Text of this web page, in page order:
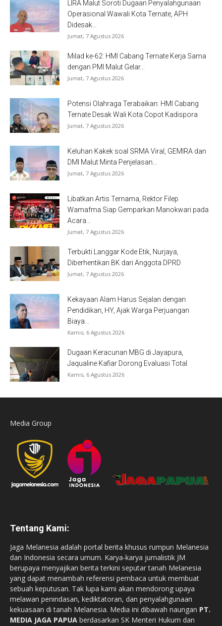
LIRA Malut Soroti Dugaan Penyalahgunaan
Operasional Wawali Kota Ternate, APH
Didesak...
Jumat, 7 Agustus 2026
Milad ke-62: HMI Cabang Ternate Kerja Sama
dengan PMI Malut Gelar...
Jumat, 7 Agustus 2026
Potensi Olahraga Terabaikan: HMI Cabang
Ternate Desak Wali Kota Copot Kadispora
Jumat, 7 Agustus 2026
Keluhan Kakek soal SRMA Viral, GEMIRA dan
DMI Malut Minta Penjelasan...
Jumat, 7 Agustus 2026
Libatkan Artis Ternama, Rektor Filep
Wamafma Siap Gemparkan Manokwari pada
Acara...
Jumat, 7 Agustus 2026
Terbukti Langgar Kode Etik, Nurjaya,
Diberhentikan BK dari Anggota DPRD
Jumat, 7 Agustus 2026
Kekayaan Alam Harus Sejalan dengan
Pendidikan, HY, Ajak Warga Perjuangan
Biaya...
Kamis, 6 Agustus 2026
Dugaan Keracunan MBG di Jayapura,
Jaqualine Kafiar Dorong Evaluasi Total
Kamis, 6 Agustus 2026
Media Group
Tentang Kami:
Jaga Melanesia adalah portal berita khusus rumpun Melanesia
dan Indonesia secara umum. Karya-karya jurnalistik JM
berupaya menyajikan berita terkini seputar tanah Melanesia
yang dapat menambah referensi pembaca untuk membuat
sebuah keputusan. Tak lupa kami akan mendorong upaya
melawan penindasan, kediktatoran, dan penyalahgunaan
kekuasaan di tanah Melanesia. Media ini dibawah naungan PT.
MEDIA JAGA PAPUA berdasarkan SK Menteri Hukum dan